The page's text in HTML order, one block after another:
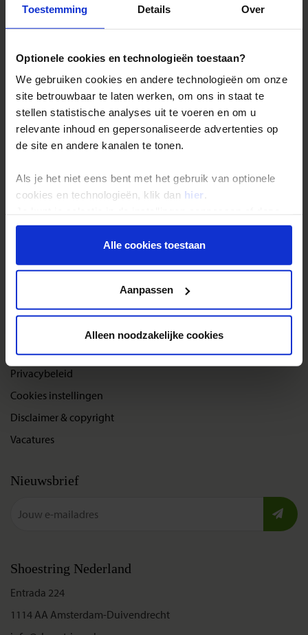
Toestemming Details Over
Optionele cookies en technologieën toestaan?
We gebruiken cookies en andere technologieën om onze
site betrouwbaar te laten werken, om ons in staat te
stellen statistische analyses uit te voeren en om u
relevante inhoud en gepersonaliseerde advertenties op
de site en andere kanalen te tonen.
Als je het niet eens bent met het gebruik van optionele
cookies en technologieën, klik dan hier .
onder aan de pagina op elk gewenst moment voor de
toekomst wijzigen.Alle cookies toestaan
Aanpassen
Alleen noodzakelijke cookies
De belangrijkste info op een rij
Duurzaam reizen
Reis- en annuleringsvoorwaarden
Veelgestelde vragen
Inloggen op mijn.Shoestring
Groepsreizen
Gegarandeerde reizen
Bel, mail of chat met ons
Privacybeleid
Cookies instellingen
Disclaimer & copyright
Vacatures
Nieuwsbrief
Shoestring Nederland
Entrada 224
1114 AA Amsterdam-Duivendrecht